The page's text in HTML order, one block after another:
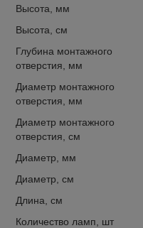
Высота, мм
Высота, см
Глубина монтажного
отверстия, мм
Диаметр монтажного
отверстия, мм
Диаметр монтажного
отверстия, см
Диаметр, мм
Диаметр, см
Длина, см
Количество ламп, шт